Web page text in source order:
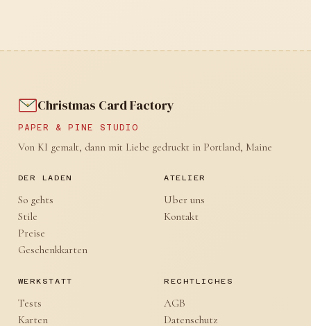
Christmas Card Factory
PAPER & PINE STUDIO
Von KI gemalt, dann mit Liebe gedruckt in Portland, Maine
DER LADEN
So gehts
Stile
Preise
Geschenkkarten
ATELIER
Uber uns
Kontakt
WERKSTATT
Tests
Karten
RECHTLICHES
AGB
Datenschutz